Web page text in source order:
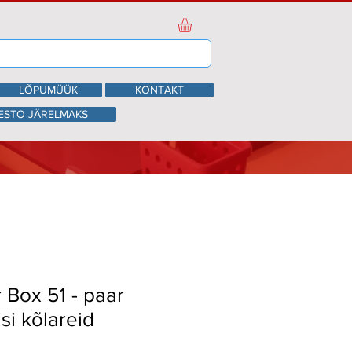
LÕPUMÜÜK
KONTAKT
JÄRELMAKS
51 - paar
kõlareid